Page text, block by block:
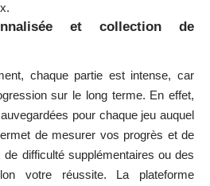
et collection de
chaque partie est intense, car
sur le long terme. En effet,
pour chaque jeu auquel
de mesurer vos progrès et de
difficulté supplémentaires ou des
votre réussite. La plateforme